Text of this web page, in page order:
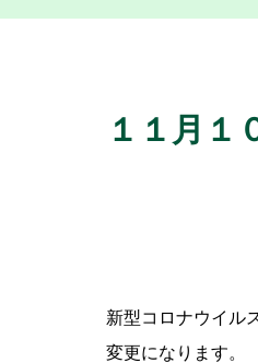
１１月１
新型コロナウイル
変更になります。